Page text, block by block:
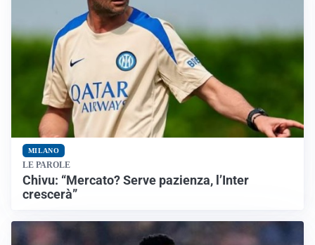
MILANO
LE PAROLE
Chivu: “Mercato? Serve pazienza, l’Inter
crescerà”